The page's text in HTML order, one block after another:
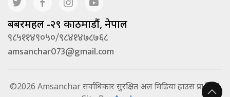
बबरमहल -२९ काठमाडौं, नेपाल
९८५११४९०५०/९८४१४७८७६८
amsanchar073@gmail.com
©2026 Amsanchar सर्वाधिकार सुरक्षित अल मिडिया हाउस प्रा.लि. |